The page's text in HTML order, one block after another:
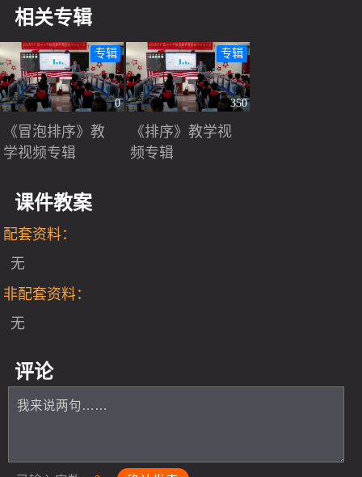
量课题，赋能学
生素养进阶2025
研讨课视频
养进阶2025研讨
课视频
相关专辑
0
专辑
《冒泡排序》教
学视频专辑
350
专辑
《排序》教学视
频专辑
课件教案
配套资料：
无
非配套资料：
无
评论